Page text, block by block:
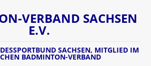
VERBAND SACHSEN
E.V.
SACHSEN, MITGLIED IM
BADMINTON-VERBAND